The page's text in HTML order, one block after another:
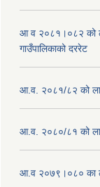
आ व २०८१।०८२ को
गाउँपालिकाको दररेट
आ.व. २०८१/८२ को
आ.व. २०८०/८१ को
आ.व २०७९।०८० का